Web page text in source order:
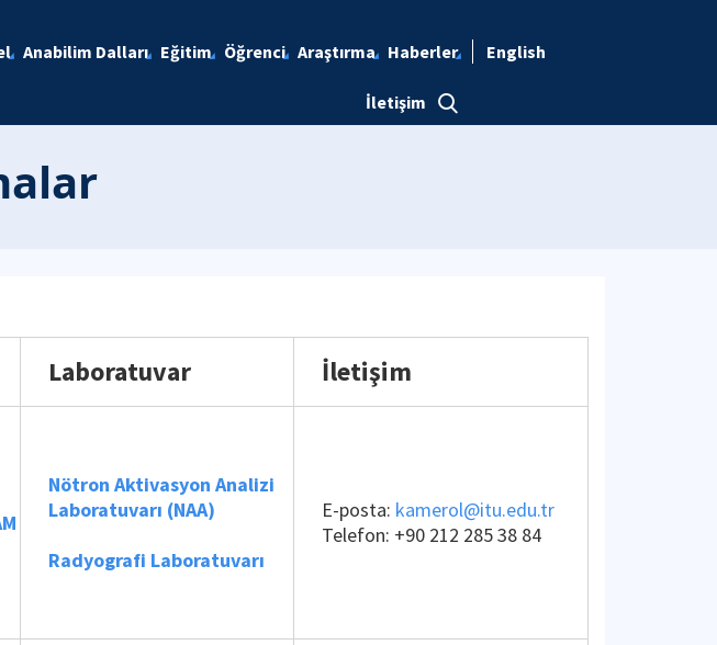
Anabilim Dalları Eğitim Öğrenci Araştırma Haberler
İletişim
English
Laboratuvar İletişim
Nötron Aktivasyon Analizi
Laboratuvarı (NAA)
Radyografi Laboratuvarı
E-posta: kamerol@itu.edu.tr
Telefon: +90 212 285 38 84